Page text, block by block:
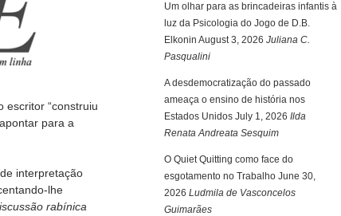
escritor “construiu
para a
interpretação
lhe
rabínica
Um olhar para as brincadeiras infantis à
luz da Psicologia do Jogo de D.B.
Elkonin August 3, 2026 Juliana C.
Pasqualini
A desdemocratização do passado
ameaça o ensino de história nos
Estados Unidos July 1, 2026 Ilda
Renata Andreata Sesquim
O Quiet Quitting como face do
esgotamento no Trabalho June 30,
2026 Ludmila de Vasconcelos
Guimarães